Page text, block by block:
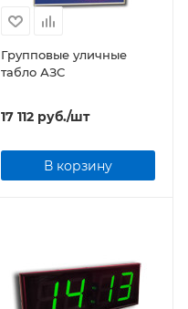
Групповые уличные
табло АЗС
17 112руб./шт
В корзину